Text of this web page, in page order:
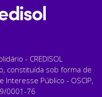
- CREDISOL
constituída sob forma de
Interesse Público - OSCIP,
0001-76